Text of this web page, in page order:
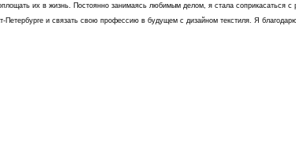
их в жизнь. Постоянно занимаясь любимым делом, я стала соприкасаться
и связать свою профессию в будущем с дизайном текстиля. Я